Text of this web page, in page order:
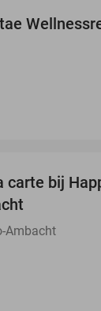
carte bij
Ambacht